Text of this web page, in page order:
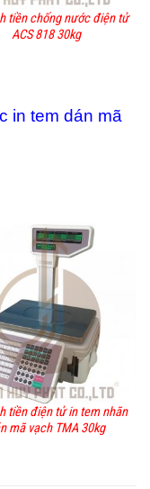
tiền chống nước điện tử
ACS 818 30kg
in tem dán mã
tiền điện tử in tem nhãn
mã vạch TMA 30kg